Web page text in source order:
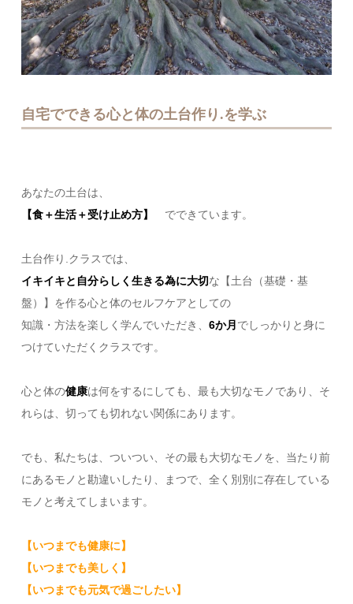
自宅でできる心と体の土台作り.を学ぶ
あなたの土台は、
【食＋生活＋受け止め方】
でできています。
土台作り.クラスでは、
イキイキと自分らしく生きる為に大切な【土台（基礎・基
盤）】を作る心と体のセルフケアとしての
知識・方法を楽しく学んでいただき、6か月 でしっかりと身に
つけていただくクラスです。
心と体の健康は何をするにしても、最も大切なモノであり、そ
れらは、切っても切れない関係にあります。
でも、私たちは、ついつい、その最も大切なモノを、当たり前
にあるモノと勘違いしたり、まつで、全く別別に存在している
モノと考えてしまいます。
【いつまでも健康に】
【いつまでも美しく】
【いつまでも元気で過ごしたい】